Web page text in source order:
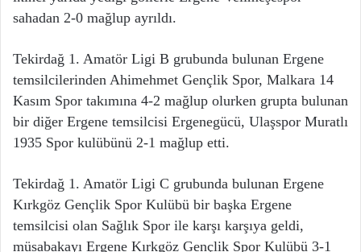
sahadan 2-0 mağlup ayrıldı.
Tekirdağ 1. Amatör Ligi B grubunda bulunan Ergene
temsilcilerinden Ahimehmet Gençlik Spor, Malkara 14
Kasım Spor takımına 4-2 mağlup olurken grupta bulunan
bir diğer Ergene temsilcisi Ergenegücü, Ulaşspor Muratlı
1935 Spor kulübünü 2-1 mağlup etti.
Tekirdağ 1. Amatör Ligi C grubunda bulunan Ergene
Kırkgöz Gençlik Spor Kulübü bir başka Ergene
temsilcisi olan Sağlık Spor ile karşı karşıya geldi,
müsabakayı Ergene Kırkgöz Gençlik Spor Kulübü 3-1